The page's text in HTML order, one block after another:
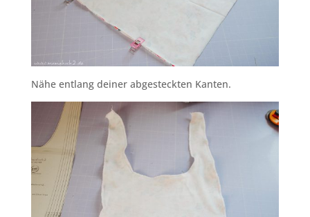
Nähe entlang deiner abgesteckten Kanten.